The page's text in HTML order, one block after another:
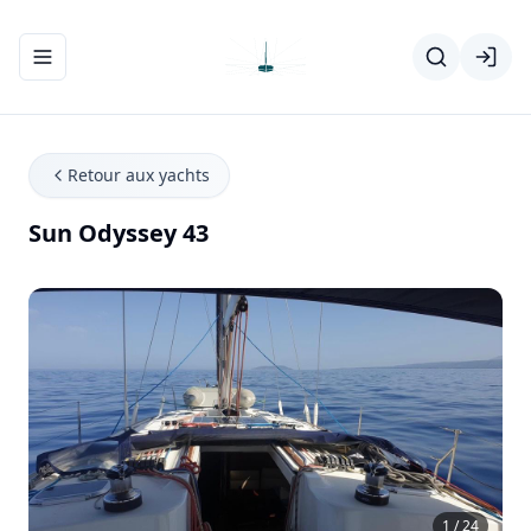
Ouvrir/fermer le menu de navigation
Retour aux yachts
Sun Odyssey 43
1 / 24